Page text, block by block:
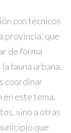
con técnicos
provincia, que
de forma
fauna urbana.
coordinar
este tema,
sino a otras
que